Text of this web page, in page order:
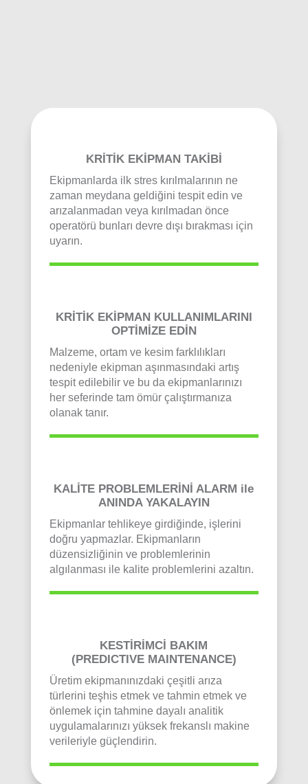
KRİTİK EKİPMAN TAKİBİ
Ekipmanlarda ilk stres kırılmalarının ne
zaman meydana geldiğini tespit edin ve
arızalanmadan veya kırılmadan önce
operatörü bunları devre dışı bırakması için
uyarın.
KRİTİK EKİPMAN KULLANIMLARINI
OPTİMİZE EDİN
Malzeme, ortam ve kesim farklılıkları
nedeniyle ekipman aşınmasındaki artış
tespit edilebilir ve bu da ekipmanlarınızı
her seferinde tam ömür çalıştırmanıza
olanak tanır.
KALİTE PROBLEMLERİNİ ALARM ile
ANINDA YAKALAYIN
Ekipmanlar tehlikeye girdiğinde, işlerini
doğru yapmazlar. Ekipmanların
düzensizliğinin ve problemlerinin
algılanması ile kalite problemlerini azaltın.
KESTİRİMCİ BAKIM
(PREDICTIVE MAINTENANCE)
Üretim ekipmanınızdaki çeşitli arıza
türlerini teşhis etmek ve tahmin etmek ve
önlemek için tahmine dayalı analitik
uygulamalarınızı yüksek frekanslı makine
verileriyle güçlendirin.